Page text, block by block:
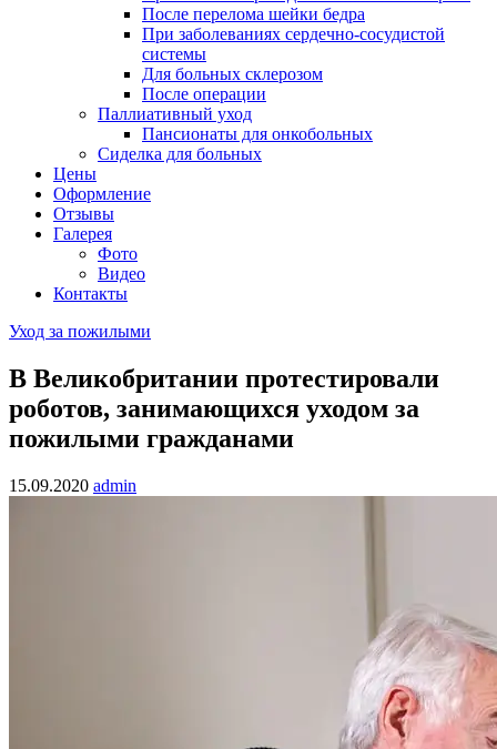
После перелома шейки бедра
При заболеваниях сердечно-сосудистой
системы
Для больных склерозом
После операции
Паллиативный уход
Пансионаты для онкобольных
Сиделка для больных
Цены
Оформление
Отзывы
Галерея
Фото
Видео
Контакты
Уход за пожилыми
В Великобритании протестировали
роботов, занимающихся уходом за
пожилыми гражданами
15.09.2020 admin